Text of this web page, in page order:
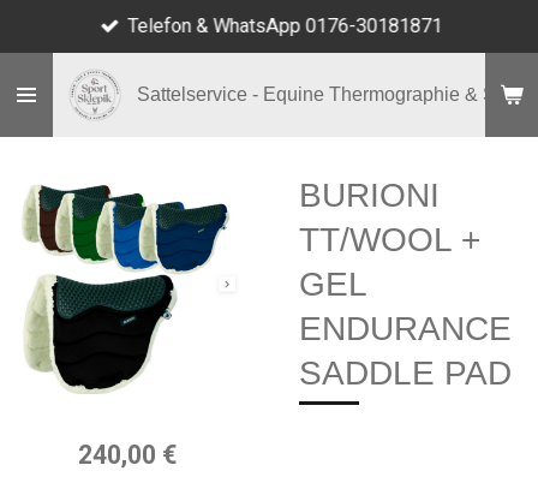
Hauptinhalt
springen
Sattelservice - Equine Thermographie & Shop
Telefon & WhatsApp 0176-30181871
BURIONI
TT/WOOL +
GEL
ENDURANCE
SADDLE PAD
240,00 €